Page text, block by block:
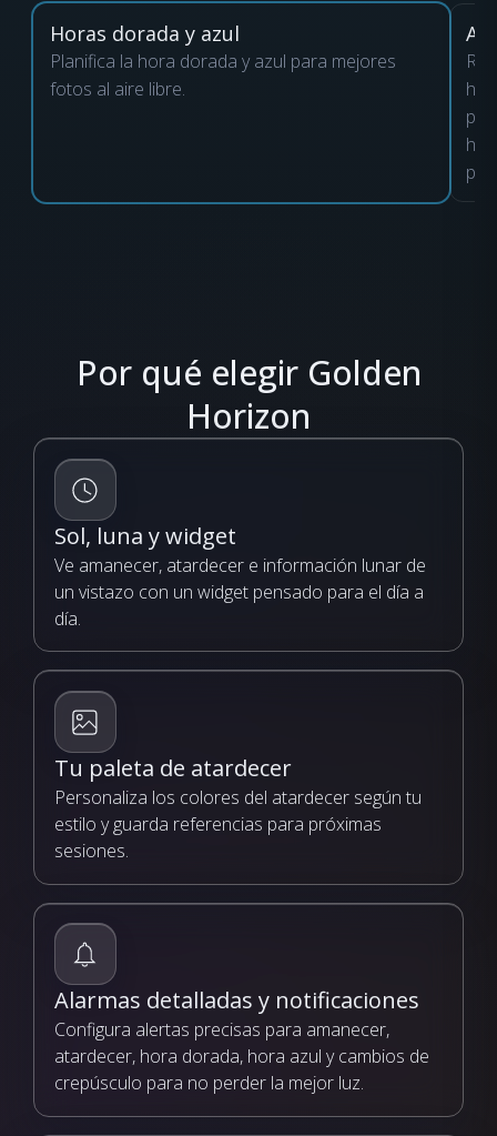
Horas dorada y azul
Planifica la hora dorada y azul para mejores
fotos al aire libre.
Por qué elegir Golden
Horizon
Sol, luna y widget
Ve amanecer, atardecer e información lunar de
un vistazo con un widget pensado para el día a
día.
Tu paleta de atardecer
Personaliza los colores del atardecer según tu
estilo y guarda referencias para próximas
sesiones.
Alarmas detalladas y notificaciones
Configura alertas precisas para amanecer,
atardecer, hora dorada, hora azul y cambios de
crepúsculo para no perder la mejor luz.